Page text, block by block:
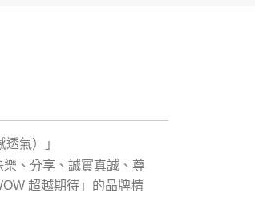
氣）」
、分享、誠實真誠、尊
超越期待」的品牌精